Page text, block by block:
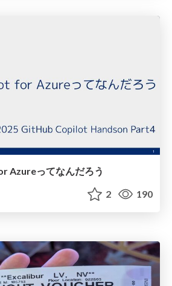
Azureってなんだろう
2 190